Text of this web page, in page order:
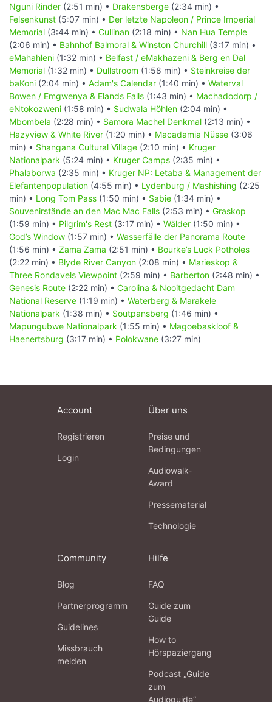
Nguni Rinder (2:51 min) • Drakensberge (2:34 min) •
Felsenkunst (5:07 min) • Der letzte Napoleon / Prince Imperial
Memorial (3:44 min) • Cullinan (2:18 min) • Nan Hua Temple
(2:06 min) • Bahnhof Balmoral & Winston Churchill (3:17 min) •
eMahahleni (1:32 min) • Belfast / eMakhazeni & Berg en Dal
Memorial (1:32 min) • Dullstroom (1:58 min) • Steinkreise der
baKoni (2:04 min) • Adam's Calendar (1:40 min) • Waterval
Bowen / Emgwenya & Elands Falls (1:43 min) • Machadodorp /
eNtokozweni (1:58 min) • Sudwala Höhlen (2:04 min) •
Mbombela (2:28 min) • Samora Machel Denkmal (2:13 min) •
Hazyview & White River (1:20 min) • Macadamia Nüsse (3:06
min) • Shangana Cultural Village (2:10 min) • Kruger
Nationalpark (5:24 min) • Kruger Camps (2:35 min) •
Phalaborwa (2:35 min) • Kruger NP: Letaba & Management der
Elefantenpopulation (4:55 min) • Lydenburg / Mashishing (2:25
min) • Long Tom Pass (1:50 min) • Sabie (1:34 min) •
Souvenirstände an den Mac Mac Falls (2:53 min) • Graskop
(1:59 min) • Pilgrim's Rest (3:17 min) • Wälder (1:50 min) •
God’s Window (1:57 min) • Wasserfälle der Panorama Route
(1:56 min) • Zama Zama (2:51 min) • Bourke’s Luck Potholes
(2:22 min) • Blyde River Canyon (2:08 min) • Marieskop &
Three Rondavels Viewpoint (2:59 min) • Barberton (2:48 min) •
Genesis Route (2:22 min) • Carolina & Nooitgedacht Dam
National Reserve (1:19 min) • Waterberg & Marakele
Nationalpark (1:38 min) • Soutpansberg (1:46 min) •
Mapungubwe Nationalpark (1:55 min) • Magoebaskloof &
Haenertsburg (3:17 min) • Polokwane (3:27 min)
Account
Registrieren
Login
Über uns
Preise und
Bedingungen
Audiowalk-
Award
Pressematerial
Technologie
Community
Blog
Partnerprogramm
Guidelines
Missbrauch
melden
Hilfe
FAQ
Guide zum
Guide
How to
Hörspaziergang
Podcast „Guide
zum
Audioguide“